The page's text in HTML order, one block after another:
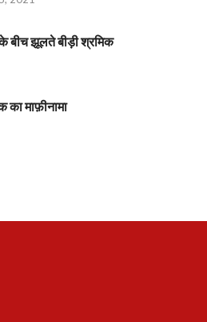
बीच झूलते बीड़ी श्रमिक
माफ़ीनामा